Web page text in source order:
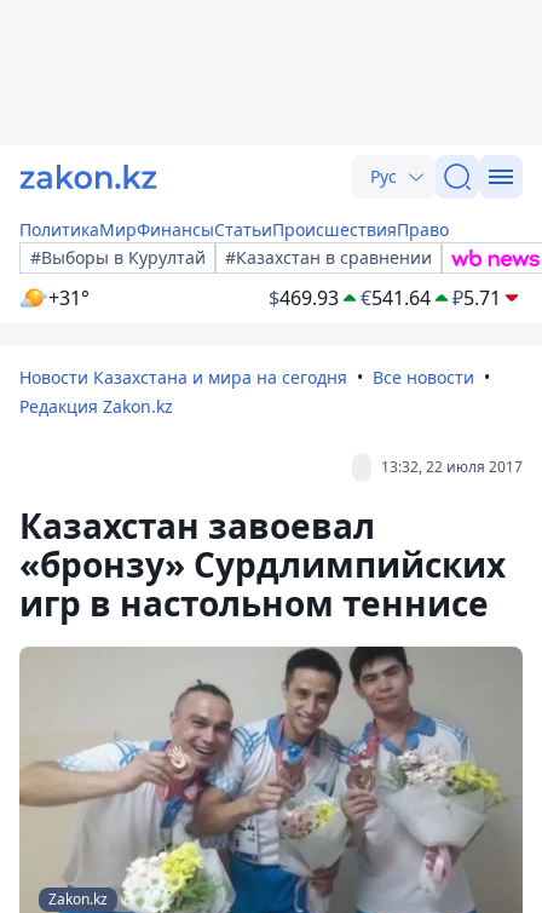
Рус
ПолитикаМирФинансыСтатьиПроисшествияПраво
#Выборы в Курултай
#Казахстан в сравнении
+31° $469.93 €541.64 ₽5.71
Новости Казахстана и мира на сегодня
Все новости
Редакция Zakon.kz
13:32, 22 июля 2017
Казахстан завоевал
«бронзу» Сурдлимпийских
игр в настольном теннисе
Zakon.kz